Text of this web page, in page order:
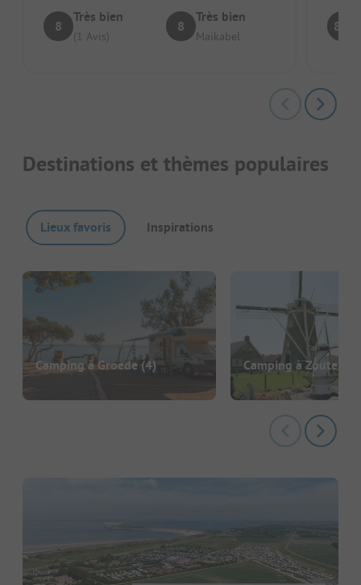
8
Très bien
(1 Avis)
8
Très bien
Maikabel
8.4
Destinations et thèmes populaires
Lieux favoris Inspirations
Camping à Groede(4) Camping à